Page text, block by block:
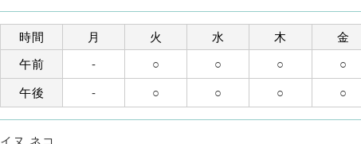
時間 月 火 水 木 金
午前
- ○ ○ ○ ○
午後 - ○ ○ ○ ○
イヌ ネコ